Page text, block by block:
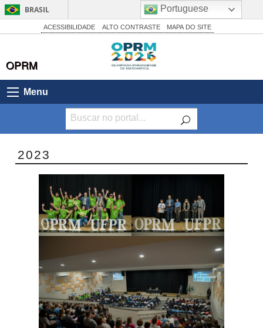
BRASIL
Simplifique!
Legislação
Canais
ACESSIBILIDADE ALTO CONTRASTE MAPA DO SITE
OPRM
Menu
2023
Portuguese